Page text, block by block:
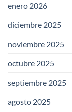
enero 2026
diciembre 2025
noviembre 2025
octubre 2025
septiembre 2025
agosto 2025